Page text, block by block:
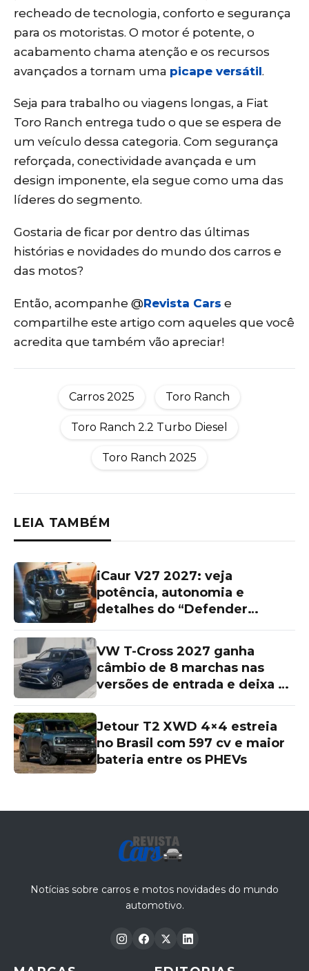
recheado de tecnologia, conforto e segurança
para os motoristas. O motor é potente, o
acabamento chama atenção e os recursos
avançados a tornam uma picape versátil.
Seja para trabalho ou viagens longas, a Fiat
Toro Ranch entrega tudo o que se espera de
um veículo dessa categoria. Com segurança
reforçada, conectividade avançada e um
design imponente, ela segue como uma das
líderes do segmento.
Gostaria de ficar por dentro das últimas
histórias e novidades do mundo dos carros e
das motos?
Então, acompanhe @Revista Cars e
compartilhe este artigo com aqueles que você
acredita que também vão apreciar!
Carros 2025 Toro Ranch
Toro Ranch 2.2 Turbo Diesel
Toro Ranch 2025
LEIA TAMBÉM
iCaur V27 2027: veja
potência, autonomia e
detalhes do “Defender
VW T-Cross 2027 ganha
câmbio de 8 marchas nas
versões de entrada e deixa as
Jetour T2 XWD 4×4 estreia
no Brasil com 597 cv e maior
bateria entre os PHEVs
Notícias sobre carros e motos novidades do mundo
automotivo.